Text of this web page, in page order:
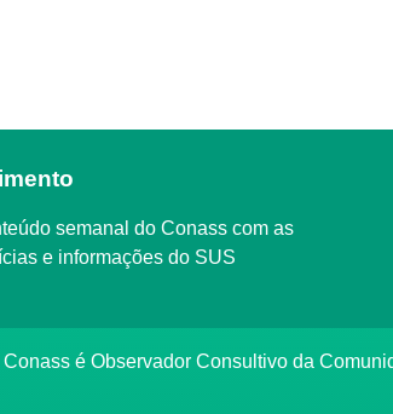
e informações do SUS
O Conass é Observador Consultivo da